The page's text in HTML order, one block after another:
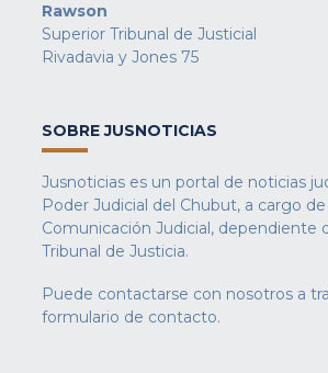
Rawson
Superior Tribunal de Justicial
Rivadavia y Jones 75
SOBRE JUSNOTICIAS
Jusnoticias es un portal de noticias
Poder Judicial del Chubut, a cargo
Comunicación Judicial, dependiente
Tribunal de Justicia.
Puede contactarse con nosotros a
formulario de contacto.